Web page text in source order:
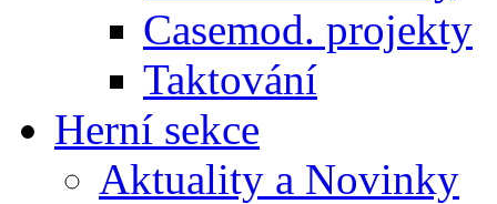
Casemod. projekty
Taktování
Herní sekce
Aktuality a Novinky